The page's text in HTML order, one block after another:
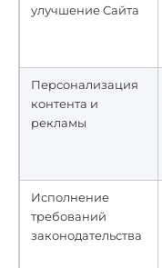
улучшение Сайта
Персонализация
контента и
рекламы
Исполнение
требований
законодательства